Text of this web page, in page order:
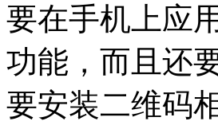
要在手机上应
功能，而且还
要安装二维码